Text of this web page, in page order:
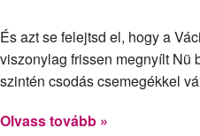
És azt se felejtsd el, hogy a
viszonylag frissen megnyílt Nü
szintén csodás csemegékkel
Olvass tovább »